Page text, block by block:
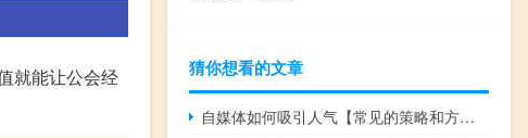
就能让公会经
猜你想看的文章
自媒体如何吸引人气【常见的策略和方法提高吸引力】